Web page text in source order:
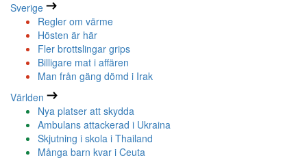
Sverige
Regler om värme
Hösten är här
Fler brottslingar grips
Billigare mat i affären
Man från gäng dömd i Irak
Världen
Nya platser att skydda
Ambulans attackerad i Ukraina
Skjutning i skola i Thailand
Många barn kvar i Ceuta